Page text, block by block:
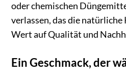
oder chemischen
verlassen, das die
Wert auf Qualität und
Ein Geschmack, der